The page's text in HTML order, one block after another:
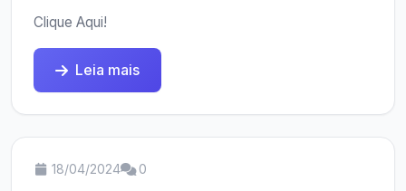
Clique Aqui!
Leia mais
18/04/2024 0